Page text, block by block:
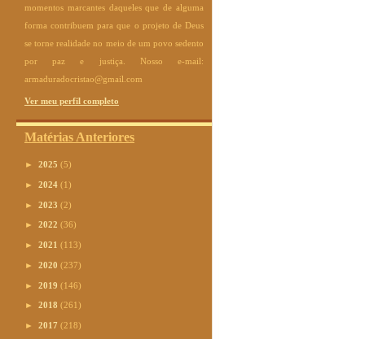
momentos marcantes daqueles que de alguma
forma contribuem para que o projeto de Deus
se torne realidade no meio de um povo sedento
por paz e justiça. Nosso e-mail:
armaduradocristao@gmail.com
Ver meu perfil completo
Matérias Anteriores
► 2025 (5)
► 2024 (1)
► 2023 (2)
► 2022 (36)
► 2021 (113)
► 2020 (237)
► 2019 (146)
► 2018 (261)
► 2017 (218)